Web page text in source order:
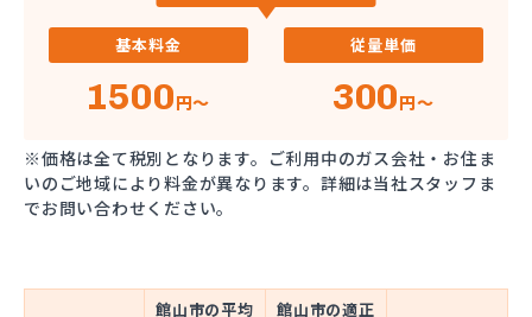
基本料金
1500円～
従量単価
300円～
※価格は全て税別となります。ご利用中のガス会社・お住ま
いのご地域により料金が異なります。詳細は当社スタッフま
でお問い合わせください。
館山市の平均
館山市の適正